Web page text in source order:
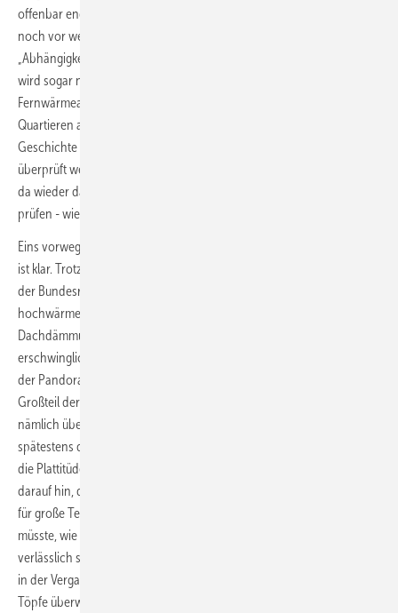
offenbar endgültig vorbei mit der freiheitlichen Energiewahl und dem
noch vor wenigen Jahren offensiv geführten Kampf gegen
„Abhängigkeiten von Energieversorgern als Monopolisten“. Denn jetzt
wird sogar noch ein Zahn zugelegt: Die Abhängigkeit von Nah- und
Fernwärmeanbietern, die ja nur das Beste wollen für die in ihren
Quartieren abhängig gemachten Nutzer. Und damit auch eine
Geschichte draus wird, soll die Effizienz natürlich auch hierbei
überprüft werden, und das regelmäßig und stringent. Spannend, dass
da wieder das Schornsteinfegerhandwerk ins Spiel kommt, denn die
prüfen - wie der Name schon sagt - nochmal was?
Eins vorweg: Das SHK-Handwerk steht auch für die Wärmepumpe. Das
ist klar. Trotzdem − die Effizienz elektrischer Heizsysteme, wie die von
der Bundesregierung stark glorifizierte Wärmepumpe, gehen aber mit
hochwärmegedämmten Gebäuden einher; mit neuen Fenstern,
Dachdämmung, Fassadendämmung, großen Heizflächen und mit
erschwinglichen Strompreisen. Und genau hier öffnet sich die Büchse
der Pandora ganz, ganz weit: Solche Maßnahmen sind eben für den
Großteil der Menschen in Deutschland nicht erschwinglich. Sofern sie
nämlich überhaupt vom Eigentümer realisiert werden (können), zahlt
spätestens der Mieter die Rechnung. Dass ein Finanzministerium nun
die Plattitüde „wir lassen keinen im Stich“ doch relativiert, deutet
darauf hin, dass die nun notwendig werdende Unterstützungsleistung
für große Teile der Bevölkerung um gewaltige Summen erhöht werden
müsste, wie gesagt: Müsste. Die Förderung müsste langfristig,
verlässlich sowie unkompliziert aufgesetzt werden und eben nicht wie
in der Vergangenheit über kurzfristig angekündigte, beschränkte
Töpfe überwacht von einer überlasteten Förderbehörde.